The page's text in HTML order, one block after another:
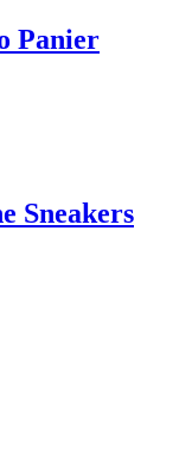
Panier
Sneakers